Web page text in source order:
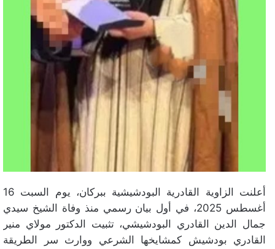
أعلنت الزاوية القادرية البودشيشية ببركان، يوم السبت 16
أغسطس 2025، في أول بيان رسمي منذ وفاة الشيخ سيدي
جمال الدين القادري البودشيشي، تثبيت الدكتور مولاي منير
القادري بودشيش كمشايخها الشرعي ووارث سر الطريقة